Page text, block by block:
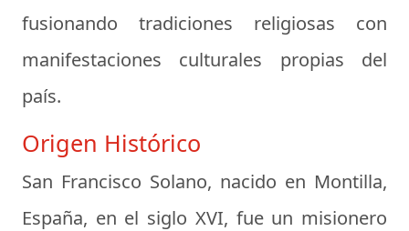
fusionando tradiciones religiosas con
manifestaciones culturales propias del
país.
Origen Histórico
San Francisco Solano, nacido en Montilla,
España, en el siglo XVI, fue un misionero